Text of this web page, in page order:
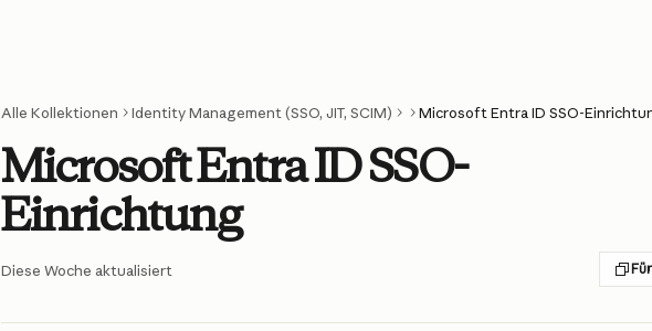
Alle Kollektionen Identity Management (SSO, JIT, SCIM) Microsoft Entra ID SSO-
Microsoft Entra ID SSO-
Einrichtung
Diese Woche aktualisiert